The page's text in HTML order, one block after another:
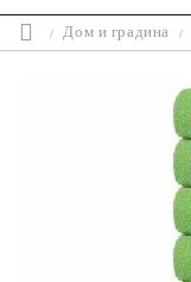
Дом и градина